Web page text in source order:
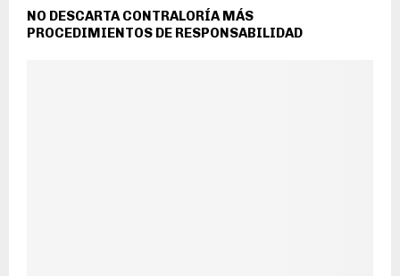
NO DESCARTA CONTRALORÍA MÁS
PROCEDIMIENTOS DE RESPONSABILIDAD